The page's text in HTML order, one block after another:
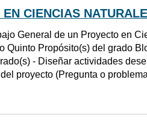
CIENCIAS
General de un Proyecto en
Quinto Propósito(s) del grado
- Diseñar actividades
proyecto (Pregunta o